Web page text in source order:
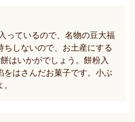
っているので、名物の豆大福
ちしないので、お土産にする
はいかがでしょう。餅粉入
をはさんだお菓子です。小ぶ